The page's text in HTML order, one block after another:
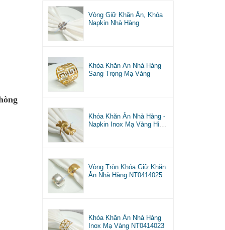
Vòng Giữ Khăn Ăn, Khóa
Napkin Nhà Hàng
Khóa Khăn Ăn Nhà Hàng
Sang Trọng Mạ Vàng
Khóa Khăn Ăn Nhà Hàng -
Napkin Inox Mạ Vàng Hình
Vòng Tròn Khóa Giữ Khăn
Ăn Nhà Hàng NT0414025
Khóa Khăn Ăn Nhà Hàng
Inox Mạ Vàng NT0414023